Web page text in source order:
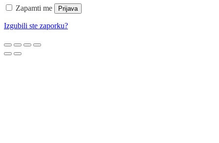
Zapamti me Prijava
Izgubili ste zaporku?